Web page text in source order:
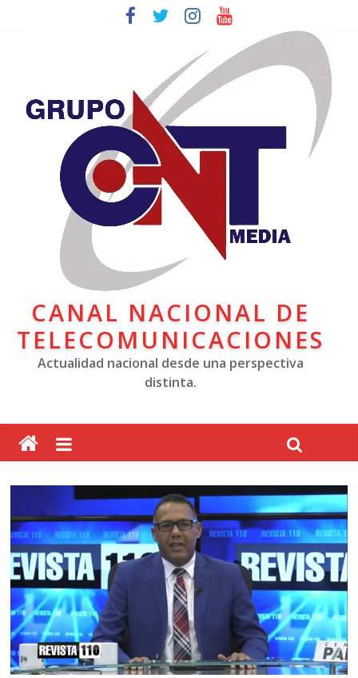
CANAL NACIONAL DE
TELECOMUNICACIONES
Actualidad nacional desde una perspectiva
distinta.